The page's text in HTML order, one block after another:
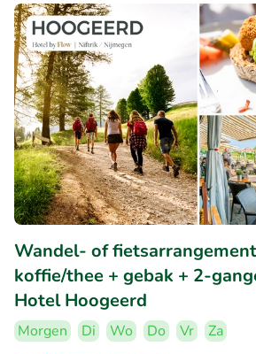
Wandel- of
koffie/thee + gebak + 2-
Hotel Hoogeerd
Morgen Di Wo Do Vr
Za